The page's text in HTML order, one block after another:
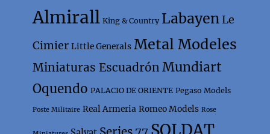
Almirall King & Country Labayen Le
Cimier Little Generals Metal Modeles
Miniaturas Escuadrón Mundiart
Oquendo PALACIO DE ORIENTE Pegaso Models
Poste Militaire Real Armeria Romeo Models Rose
SOLDAT